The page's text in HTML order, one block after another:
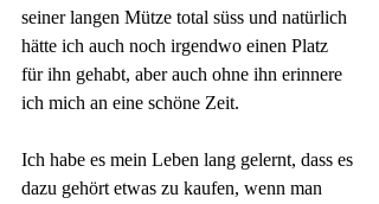
seiner langen Mütze total süss und natürlich
hätte ich auch noch irgendwo einen Platz
für ihn gehabt, aber auch ohne ihn erinnere
ich mich an eine schöne Zeit.
Ich habe es mein Leben lang gelernt, dass es
dazu gehört etwas zu kaufen, wenn man